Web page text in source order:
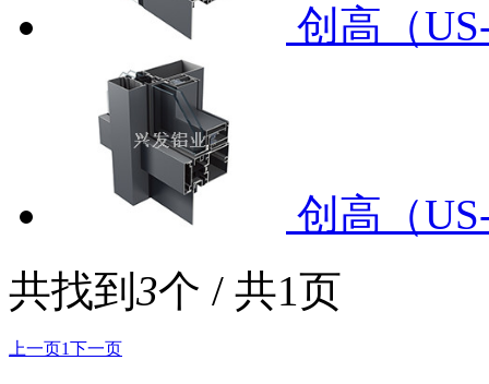
创高（
创高（
共找到3个 / 共1页
上一页1下一页